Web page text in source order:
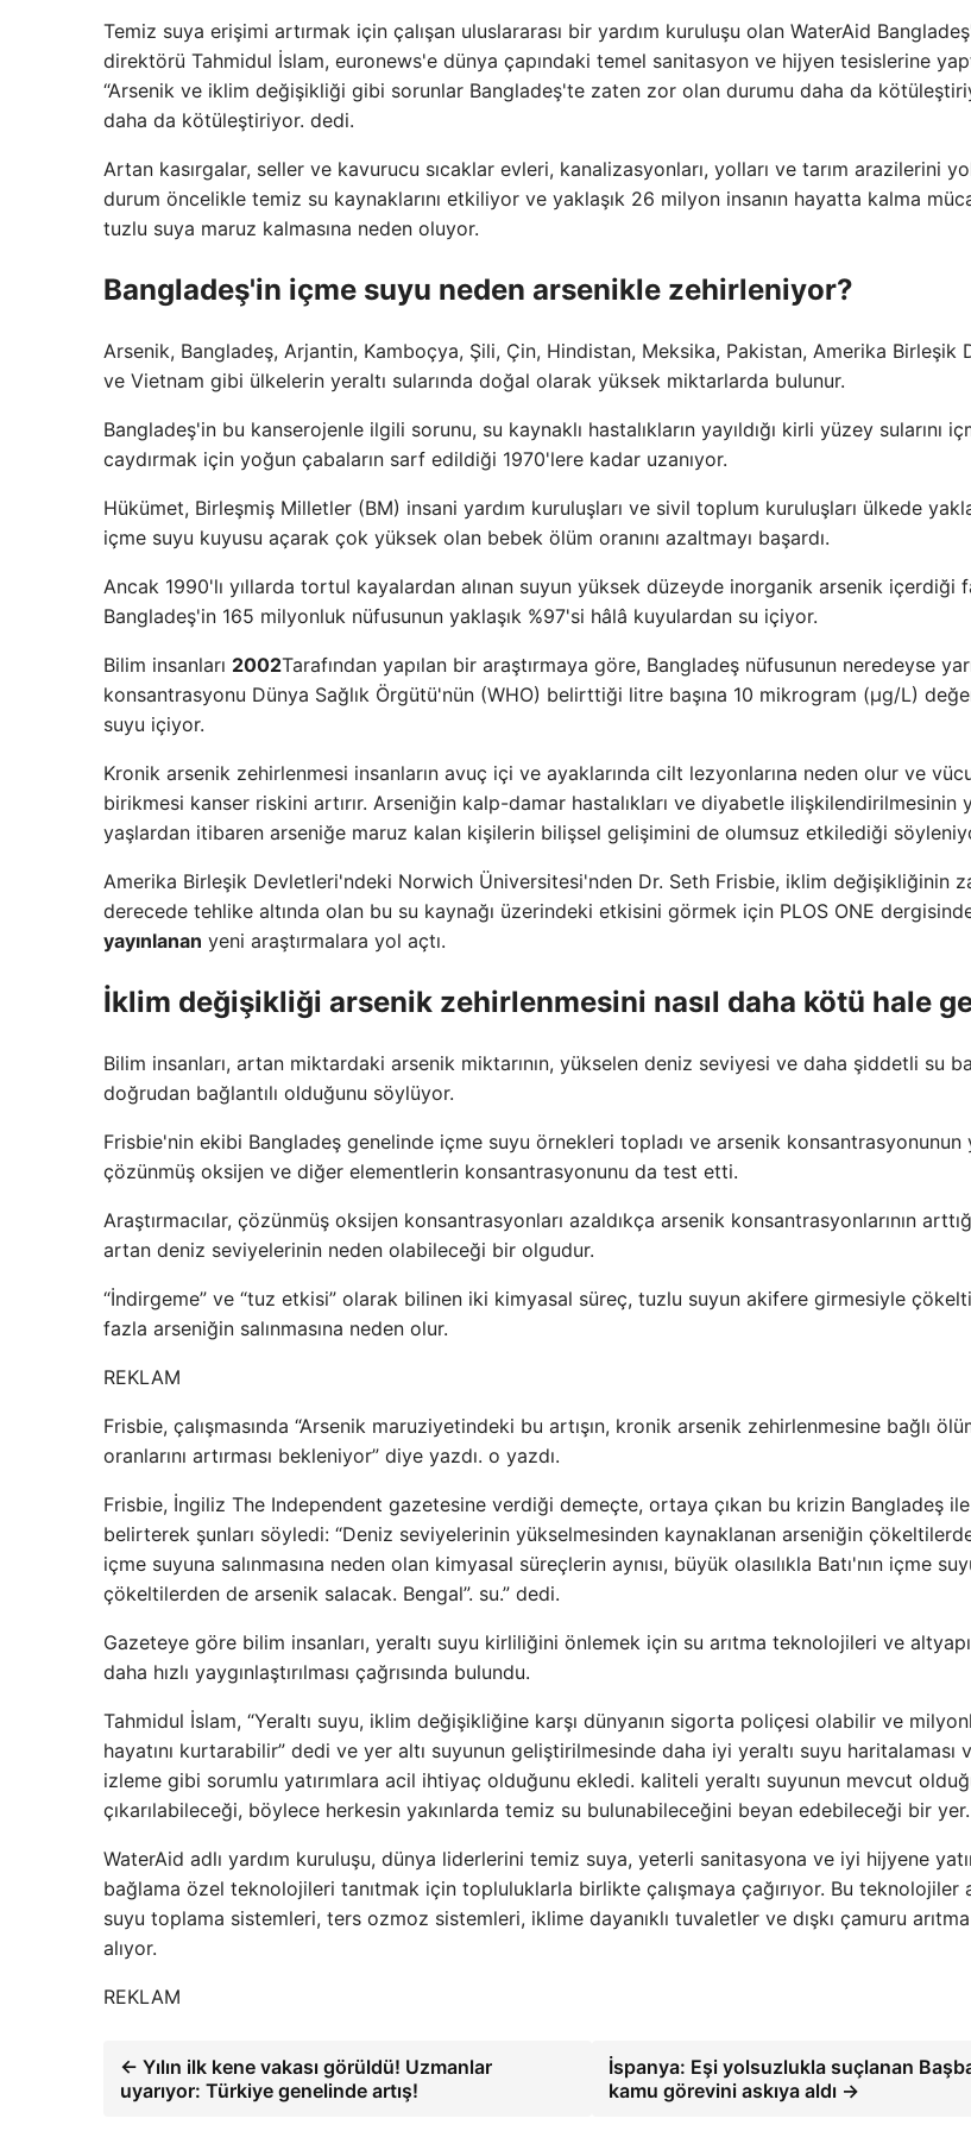
Temiz suya erişimi artırmak için çalışan uluslararası bir yardım kuruluşu olan WaterAid
direktörü Tahmidul İslam, euronews'e dünya çapındaki temel sanitasyon ve hijyen tesislerine
“Arsenik ve iklim değişikliği gibi sorunlar Bangladeş'te zaten zor olan durumu daha da
daha da kötüleştiriyor. dedi.
Artan kasırgalar, seller ve kavurucu sıcaklar evleri, kanalizasyonları, yolları ve tarım arazilerini
durum öncelikle temiz su kaynaklarını etkiliyor ve yaklaşık 26 milyon insanın hayatta kalma
tuzlu suya maruz kalmasına neden oluyor.
Bangladeş'in içme suyu neden arsenikle zehirleniyor?
Arsenik, Bangladeş, Arjantin, Kamboçya, Şili, Çin, Hindistan, Meksika, Pakistan, Amerika Birleşik
ve Vietnam gibi ülkelerin yeraltı sularında doğal olarak yüksek miktarlarda bulunur.
Bangladeş'in bu kanserojenle ilgili sorunu, su kaynaklı hastalıkların yayıldığı kirli yüzey sularını
caydırmak için yoğun çabaların sarf edildiği 1970'lere kadar uzanıyor.
Hükümet, Birleşmiş Milletler (BM) insani yardım kuruluşları ve sivil toplum kuruluşları ülkede
içme suyu kuyusu açarak çok yüksek olan bebek ölüm oranını azaltmayı başardı.
Ancak 1990'lı yıllarda tortul kayalardan alınan suyun yüksek düzeyde inorganik arsenik içerdiği
Bangladeş'in 165 milyonluk nüfusunun yaklaşık %97'si hâlâ kuyulardan su içiyor.
Bilim insanları 2002Tarafından yapılan bir araştırmaya göre, Bangladeş nüfusunun neredeyse
konsantrasyonu Dünya Sağlık Örgütü'nün (WHO) belirttiği litre başına 10 mikrogram (μg/L)
suyu içiyor.
Kronik arsenik zehirlenmesi insanların avuç içi ve ayaklarında cilt lezyonlarına neden olur ve
birikmesi kanser riskini artırır. Arseniğin kalp-damar hastalıkları ve diyabetle ilişkilendirilmesinin
yaşlardan itibaren arseniğe maruz kalan kişilerin bilişsel gelişimini de olumsuz etkilediği
Amerika Birleşik Devletleri'ndeki Norwich Üniversitesi'nden Dr. Seth Frisbie, iklim değişikliğinin
derecede tehlike altında olan bu su kaynağı üzerindeki etkisini görmek için PLOS ONE
yayınlanan yeni araştırmalara yol açtı.
İklim değişikliği arsenik zehirlenmesini nasıl daha kötü hale
Bilim insanları, artan miktardaki arsenik miktarının, yükselen deniz seviyesi ve daha şiddetli su
doğrudan bağlantılı olduğunu söylüyor.
Frisbie'nin ekibi Bangladeş genelinde içme suyu örnekleri topladı ve arsenik konsantrasyonunun
çözünmüş oksijen ve diğer elementlerin konsantrasyonunu da test etti.
Araştırmacılar, çözünmüş oksijen konsantrasyonları azaldıkça arsenik konsantrasyonlarının
artan deniz seviyelerinin neden olabileceği bir olgudur.
“İndirgeme” ve “tuz etkisi” olarak bilinen iki kimyasal süreç, tuzlu suyun akifere girmesiyle
fazla arseniğin salınmasına neden olur.
REKLAM
Frisbie, çalışmasında “Arsenik maruziyetindeki bu artışın, kronik arsenik zehirlenmesine bağlı
oranlarını artırması bekleniyor” diye yazdı. o yazdı.
Frisbie, İngiliz The Independent gazetesine verdiği demeçte, ortaya çıkan bu krizin Bangladeş ile
belirterek şunları söyledi: “Deniz seviyelerinin yükselmesinden kaynaklanan arseniğin
içme suyuna salınmasına neden olan kimyasal süreçlerin aynısı, büyük olasılıkla Batı'nın içme
çökeltilerden de arsenik salacak. Bengal”. su.” dedi.
Gazeteye göre bilim insanları, yeraltı suyu kirliliğini önlemek için su arıtma teknolojileri ve
daha hızlı yaygınlaştırılması çağrısında bulundu.
Tahmidul İslam, “Yeraltı suyu, iklim değişikliğine karşı dünyanın sigorta poliçesi olabilir ve
hayatını kurtarabilir” dedi ve yer altı suyunun geliştirilmesinde daha iyi yeraltı suyu
izleme gibi sorumlu yatırımlara acil ihtiyaç olduğunu ekledi. kaliteli yeraltı suyunun mevcut
çıkarılabileceği, böylece herkesin yakınlarda temiz su bulunabileceğini beyan edebileceği bir yer.
WaterAid adlı yardım kuruluşu, dünya liderlerini temiz suya, yeterli sanitasyona ve iyi hijyene
bağlama özel teknolojileri tanıtmak için topluluklarla birlikte çalışmaya çağırıyor. Bu teknolojiler
suyu toplama sistemleri, ters ozmoz sistemleri, iklime dayanıklı tuvaletler ve dışkı çamuru
alıyor.
REKLAM
← Yılın ilk kene vakası görüldü! Uzmanlar
uyarıyor: Türkiye genelinde artış!
İspanya: Eşi yolsuzlukla suçlanan
kamu görevini askıya aldı →